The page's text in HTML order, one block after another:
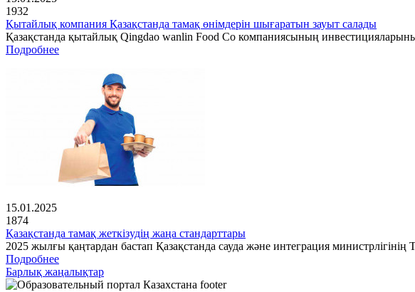
1932
Қытайлық компания Қазақстанда тамақ өнімдерін шығаратын зауыт салады
Қазақстанда қытайлық Qingdao wanlin Food Co компаниясының
Подробнее
15.01.2025
1874
Қазақстанда тамақ жеткізудің жаңа стандарттары
2025 жылғы қаңтардан бастап Қазақстанда сауда және интеграция
Подробнее
Барлық жаңалықтар